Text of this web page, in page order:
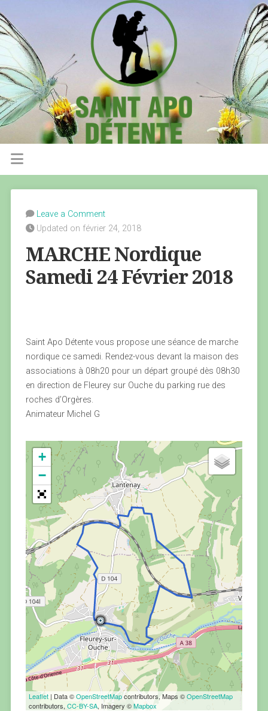
Leave a Comment
Updated on février 24, 2018
MARCHE Nordique
Samedi 24 Février 2018
Saint Apo Détente vous propose une séance de marche
nordique ce samedi. Rendez-vous devant la maison des
associations à 08h20 pour un départ groupé dès 08h30
en direction de Fleurey sur Ouche du parking rue des
roches d’Orgères.
Animateur Michel G
+
−
Leaflet| Data ©OpenStreetMapcontributors, Maps ©OpenStreetMap
contributors, CC-BY-SA, Imagery ©Mapbox